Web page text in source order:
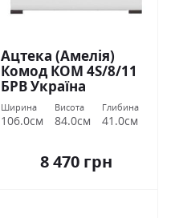
Ацтека (Амелія)
Комод КОМ 4S/8/11
БРВ Україна
Ширина
106.0см
Висота
84.0см
Глибина
41.0см
8 470 грн